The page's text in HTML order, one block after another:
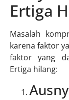
Ertiga
Masalah
karena faktor
faktor yang
Ertiga hilang: